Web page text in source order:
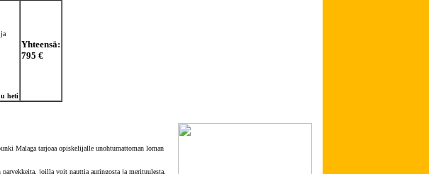
heti
Yhteensä:
795 €
Malaga tarjoaa opiskelijalle unohtumattoman loman
parvekkeita, joilla voit nauttia auringosta ja merituulesta.